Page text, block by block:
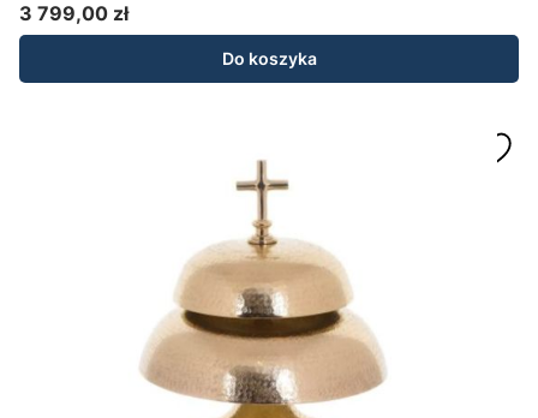
Cena
3 799,00 zł
Do koszyka